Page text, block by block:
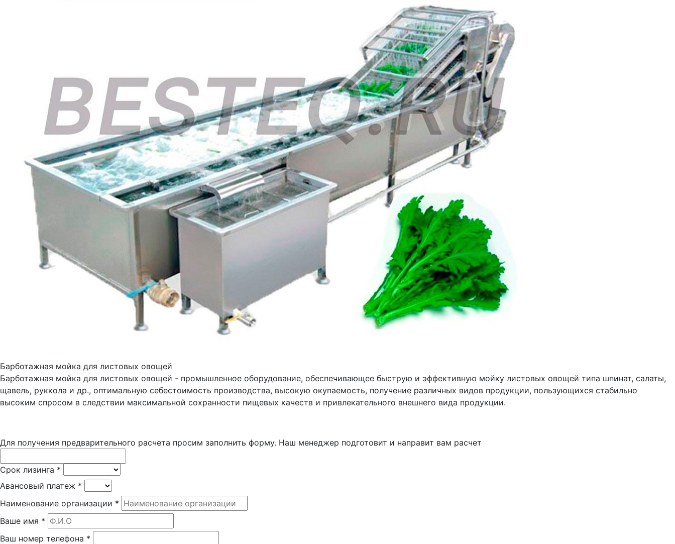
Барботажная мойка для листовых овощей
Барботажная мойка для листовых овощей - промышленное оборудование, обеспечивающее быструю и эффективную мойку листовых овощей типа шпинат, салаты,
щавель, руккола и др., оптимальную себестоимость производства, высокую окупаемость, получение различных видов продукции, пользующихся стабильно
высоким спросом в следствии максимальной сохранности пищевых качеств и привлекательного внешнего вида продукции.
Для получения предварительного расчета просим заполнить форму. Наш менеджер подготовит и направит вам расчет
Срок лизинга *
Авансовый платеж *
Наименование организации *
Ваше имя *
Ваш номер телефона *